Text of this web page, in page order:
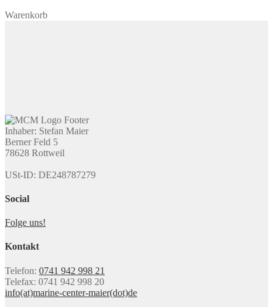
Warenkorb
Inhaber: Stefan Maier
Berner Feld 5
78628 Rottweil
USt-ID: DE248787279
Social
Folge uns!
Kontakt
Telefon: 0741 942 998 21
Telefax: 0741 942 998 20
info(at)marine-center-maier(dot)de